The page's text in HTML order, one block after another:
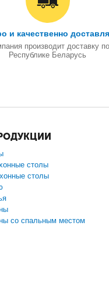
и качественно
производит доставку
Республике Беларусь
столы
столы
со спальным местом